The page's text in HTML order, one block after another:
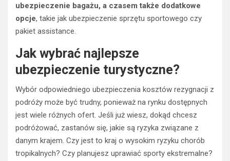
ubezpieczenie bagażu, a czasem także dodatkowe
opcje, takie jak ubezpieczenie sprzętu sportowego czy
pakiet assistance.
Jak wybrać najlepsze
ubezpieczenie turystyczne?
Wybór odpowiedniego ubezpieczenia kosztów rezygnacji z
podróży może być trudny, ponieważ na rynku dostępnych
jest wiele różnych ofert. Jeśli już wiesz, dokąd chcesz
podróżować, zastanów się, jakie są ryzyka związane z
danym krajem. Czy jest to kraj o wysokim ryzyku chorób
tropikalnych? Czy planujesz uprawiać sporty ekstremalne?